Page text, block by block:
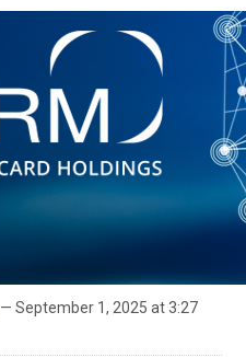
— September 1, 2025 at 3:27